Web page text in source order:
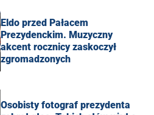
Eldo przed Pałacem
Prezydenckim. Muzyczny
akcent rocznicy zaskoczył
zgromadzonych
Osobisty fotograf prezydenta